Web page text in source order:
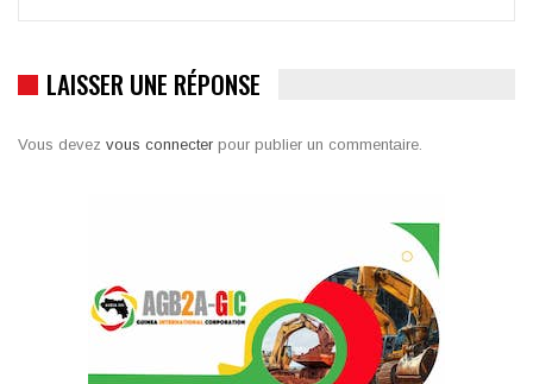
LAISSER UNE RÉPONSE
Vous devez vous connecter pour publier un commentaire.